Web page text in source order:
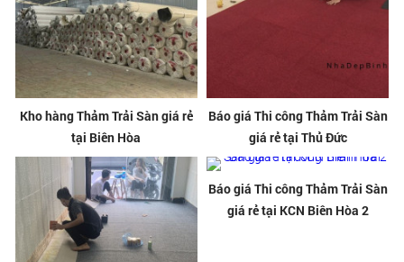
Kho hàng Thảm Trải Sàn giá rẻ
tại Biên Hòa
Báo giá Thi công Thảm Trải Sàn
giá rẻ tại Thủ Đức
Báo giá Thi công Thảm Trải Sàn
giá rẻ tại KCN Biên Hòa 2